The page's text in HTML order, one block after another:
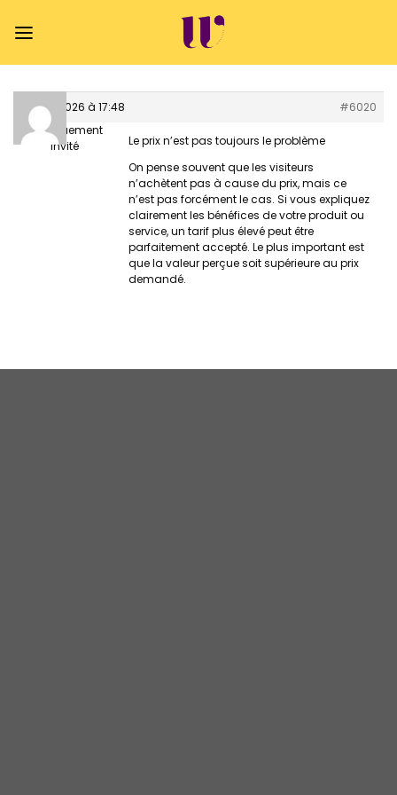
au
24 juin 2026 à 17:48
#6020
numériquement
Invité
Le prix n’est pas toujours le problème
On pense souvent que les visiteurs
n’achètent pas à cause du prix, mais ce
n’est pas forcément le cas. Si vous expliquez
clairement les bénéfices de votre produit ou
service, un tarif plus élevé peut être
parfaitement accepté. Le plus important est
que la valeur perçue soit supérieure au prix
demandé.